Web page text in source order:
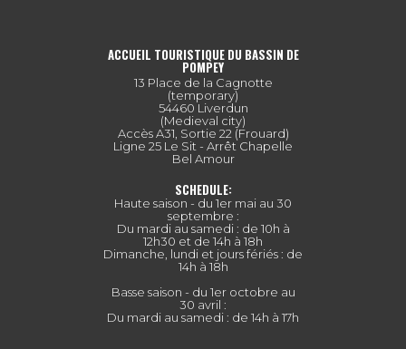
ACCUEIL TOURISTIQUE DU BASSIN DE
POMPEY
13 Place de la Cagnotte
(temporary)
54460 Liverdun
(Medieval city)
Accès A31, Sortie 22 (Frouard)
Ligne 25 Le Sit - Arrêt Chapelle
Bel Amour
SCHEDULE:
Haute saison - du 1er mai au 30
septembre :
Du mardi au samedi : de 10h à
12h30 et de 14h à 18h
Dimanche, lundi et jours fériés : de
14h à 18h
Basse saison - du 1er octobre au
30 avril :
Du mardi au samedi : de 14h à 17h